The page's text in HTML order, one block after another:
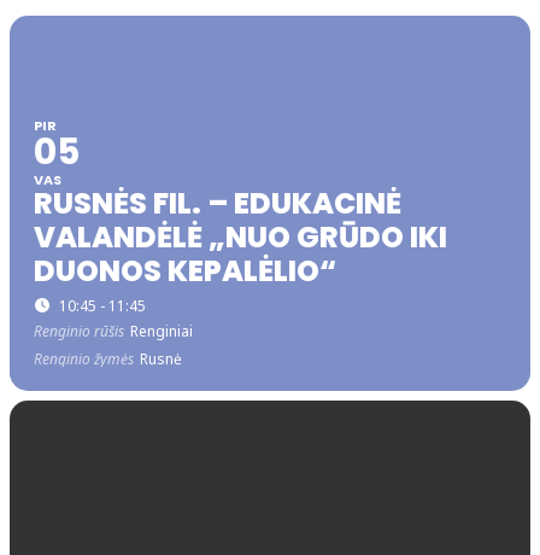
PIR
05
VAS
RUSNĖS FIL. – EDUKACINĖ
VALANDĖLĖ „NUO GRŪDO IKI
DUONOS KEPALĖLIO“
10:45 - 11:45
Renginio rūšis Renginiai
Renginio žymės Rusnė